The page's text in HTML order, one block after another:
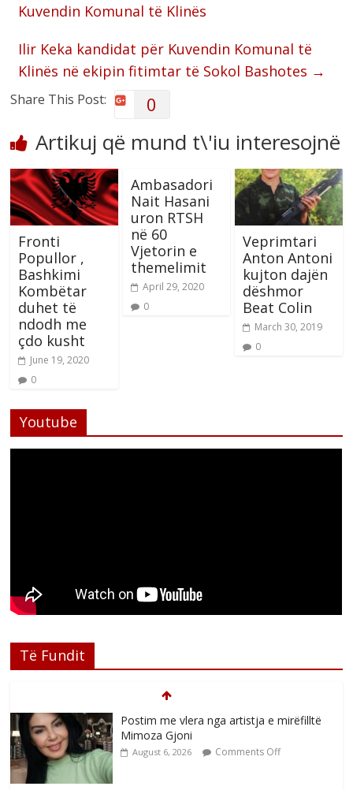
Kuvendin Komunal të Klinës
Ilir Keka kandidat për Kuvendin Komunal të
Klinës në ekipin fitimtar të Sokol Bashotes →
Share This Post: 0
Artikuj që mund t\'iu interesojnë
Fronti
Popullor ,
Bashkimi
Kombëtar
duhet të
ndodh me
çdo kusht
June 19, 2020
0
Ambasadori
Nait Hasani
uron RTSH
në 60
Vjetorin e
themelimit
April 29, 2020
0
Veprimtari
Anton Antoni
kujton dajën
dëshmor
Beat Colin
March 30, 2019
0
Youtube
Të Fundit
Postim me vlera nga artistja e mirëfilltë
Mimoza Gjoni
August 6, 2026 Comments Off